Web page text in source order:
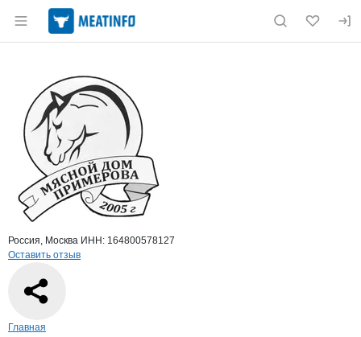
Раздел навигации по сайту meatinfo.ru
Страница компании
Страница компании
Краткая информация о компании
Россия, Москва ИНН: 164800578127
Оставить отзыв
Навигация по сайту
Главная